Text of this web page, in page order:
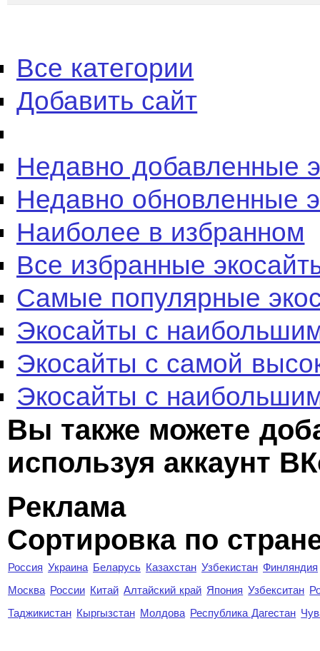
Все категории
Добавить сайт
Недавно добавленные
Недавно обновленные
Наиболее в избранном
Все избранные
Самые популярные
Экосайты с
Экосайты с самой
Экосайты с
Вы также можете
используя аккаунт
Реклама
Сортировка по
Россия Украина Беларусь Казахстан Узбекистан Финляндия
Москва России Китай Алтайский край Япония Узбекситан
Таджикистан Кыргызстан Молдова Республика Дагестан